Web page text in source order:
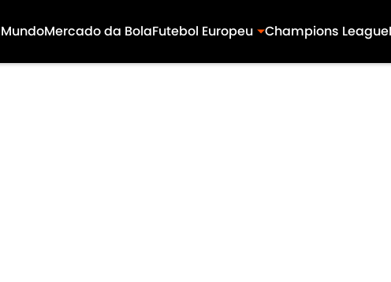
Mercado da BolaFutebol Europeu Champions League